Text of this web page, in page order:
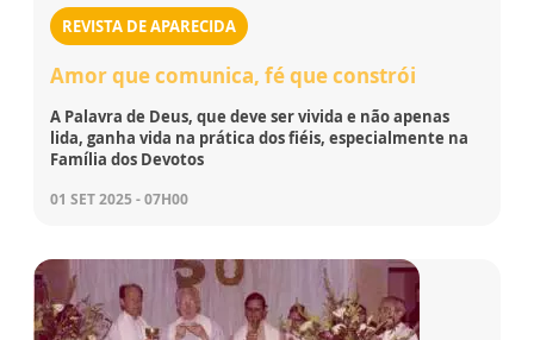
REVISTA DE APARECIDA
Amor que comunica, fé que constrói
A Palavra de Deus, que deve ser vivida e não apenas
lida, ganha vida na prática dos fiéis, especialmente na
Família dos Devotos
01 SET 2025 - 07H00